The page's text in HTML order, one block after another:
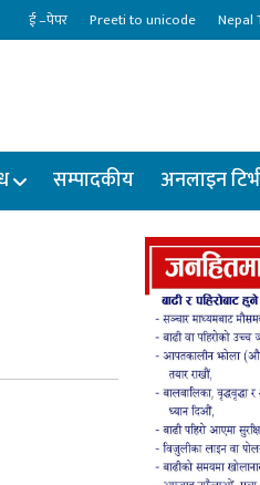
ई –पेपर Preeti to unicode Nepal
सम्पादकीय अनलाइन